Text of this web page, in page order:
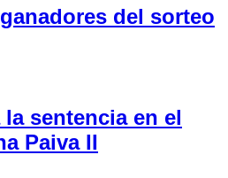
del sorteo
sentencia en el
Paiva II